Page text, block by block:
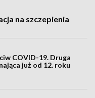
na szczepienia
COVID-19. Druga
już od 12. roku